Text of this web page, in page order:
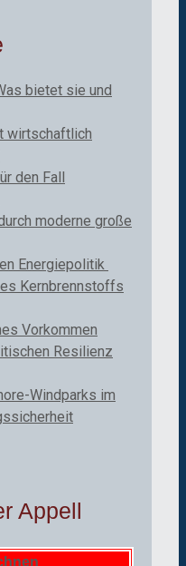
bietet sie und
wirtschaftlich
den Fall
moderne große
Energiepolitik
Kernbrennstoffs
Vorkommen
Resilienz
Windparks im
Appell